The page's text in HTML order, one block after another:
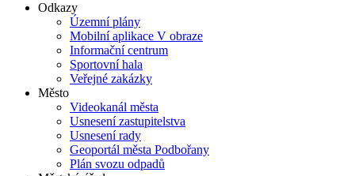
Odkazy
Územní plány
Mobilní aplikace V obraze
Informační centrum
Sportovní hala
Veřejné zakázky
Město
Videokanál města
Usnesení zastupitelstva
Usnesení rady
Geoportál města Podbořany
Plán svozu odpadů